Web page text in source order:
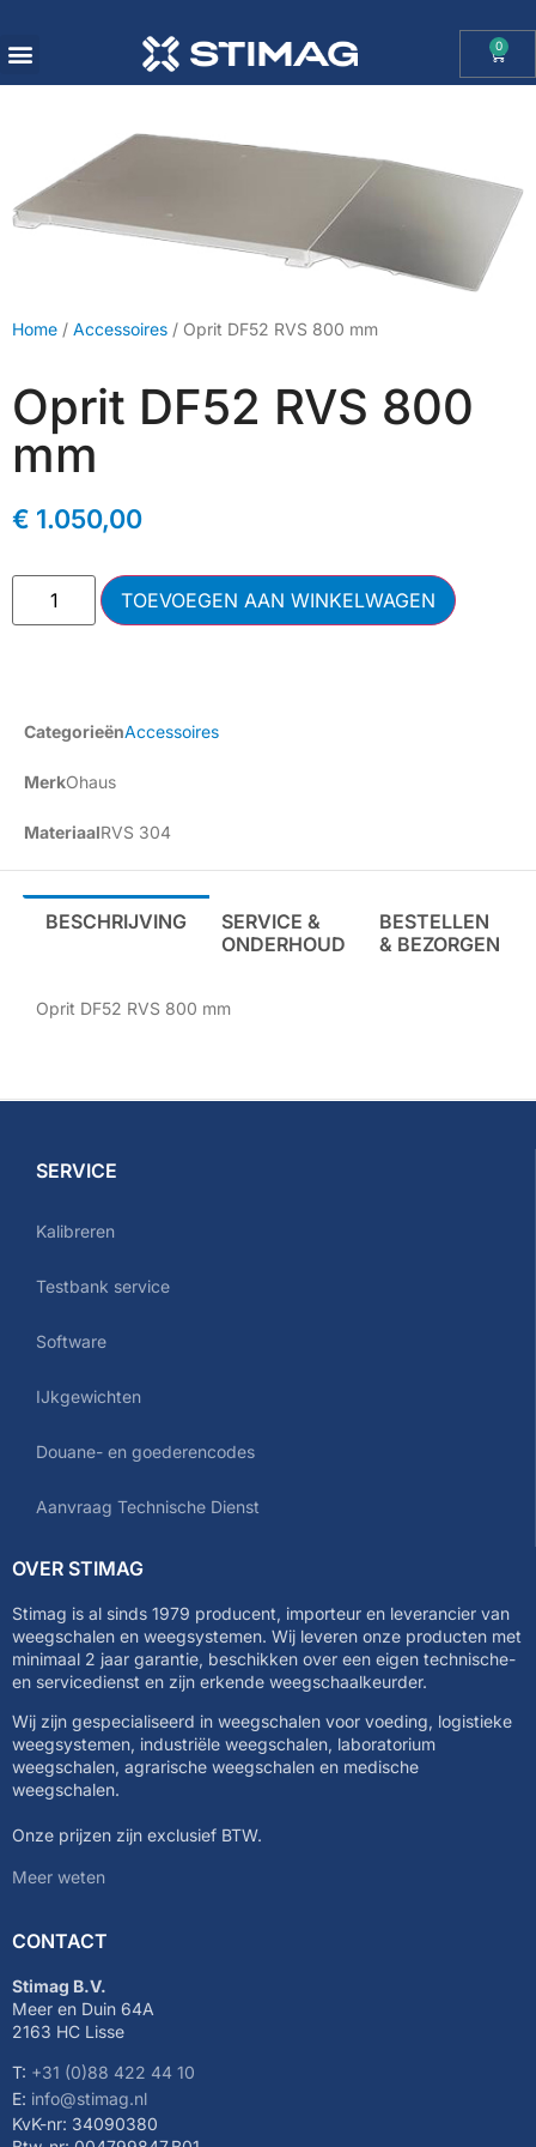
0
Home / Accessoires / Oprit DF52 RVS 800 mm
Oprit DF52 RVS 800
mm
€ 1.050,00
TOEVOEGEN AAN WINKELWAGEN
CategorieënAccessoires
MerkOhaus
MateriaalRVS 304
BESCHRIJVING
SERVICE &
ONDERHOUD
BESTELLEN
& BEZORGEN
Oprit DF52 RVS 800 mm
SERVICE
Kalibreren
Testbank service
Software
IJkgewichten
Douane- en goederencodes
Aanvraag Technische Dienst
OVER STIMAG
Stimag is al sinds 1979 producent, importeur en leverancier van
weegschalen en weegsystemen. Wij leveren onze producten met
minimaal 2 jaar garantie, beschikken over een eigen technische-
en servicedienst en zijn erkende weegschaalkeurder.
Wij zijn gespecialiseerd in weegschalen voor voeding, logistieke
weegsystemen, industriële weegschalen, laboratorium
weegschalen, agrarische weegschalen en medische
weegschalen.
Onze prijzen zijn exclusief BTW.
Meer weten
CONTACT
Stimag B.V.
Meer en Duin 64A
2163 HC Lisse
T: +31 (0)88 422 44 10
E: info@stimag.nl
KvK-nr: 34090380